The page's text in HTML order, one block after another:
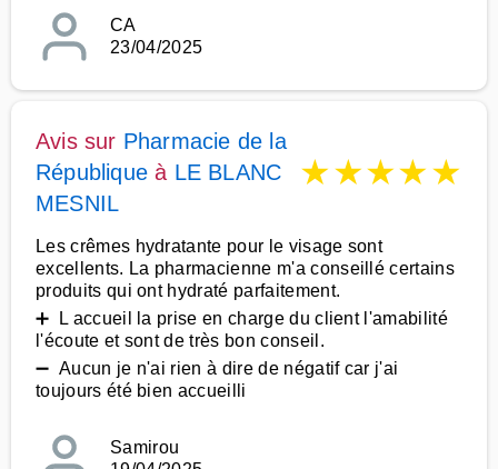
CA
23/04/2025
Avis sur Pharmacie de la
République à LE BLANC
MESNIL
★★★★★
Les crêmes hydratante pour le visage sont
excellents. La pharmacienne m'a conseillé certains
produits qui ont hydraté parfaitement.
➕ L accueil la prise en charge du client l'amabilité
l'écoute et sont de très bon conseil.
➖ Aucun je n'ai rien à dire de négatif car j'ai
toujours été bien accueilli
Samirou